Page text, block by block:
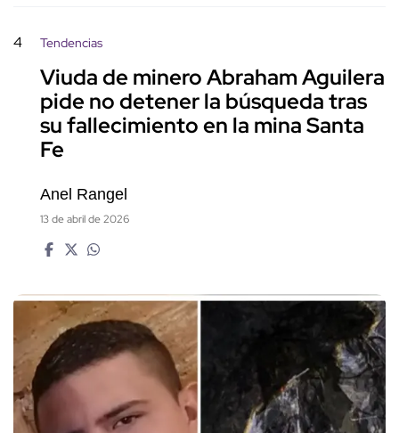
4 Tendencias
Viuda de minero Abraham Aguilera
pide no detener la búsqueda tras
su fallecimiento en la mina Santa
Fe
Anel Rangel
13 de abril de 2026